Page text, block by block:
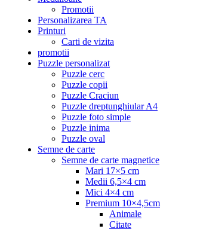
Promotii
Personalizarea TA
Printuri
Carti de vizita
promotii
Puzzle personalizat
Puzzle cerc
Puzzle copii
Puzzle Craciun
Puzzle dreptunghiular A4
Puzzle foto simple
Puzzle inima
Puzzle oval
Semne de carte
Semne de carte magnetice
Mari 17×5 cm
Medii 6,5×4 cm
Mici 4×4 cm
Premium 10×4,5cm
Animale
Citate